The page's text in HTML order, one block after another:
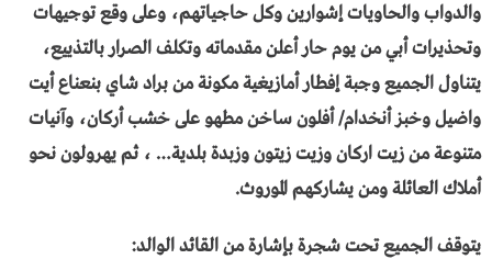
والدواب والحاويات إشوارين وكل حاجياتهم، وعلى وقع توجيهات
وتحذيرات أبي من يوم حار أعلن مقدماته وتكلف الصرار بالتذييع،
يتناول الجميع وجبة إفطار أمازيغية مكونة من براد شاي بنعناع أيت
واضيل وخبز أنخدام/ أفلون ساخن مطهو على خشب أركان، وآنيات
متنوعة من زيت اركان وزيت زيتون وزبدة بلدية… ، ثم يهرولون نحو
أملاك العائلة ومن يشاركهم الموروث.
يتوقف الجميع تحت شجرة بإشارة من القائد الوالد: